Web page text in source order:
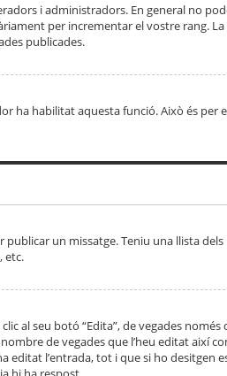
i administradors. En general no
per incrementar el vostre rang. La
publicades.
ha habilitat aquesta funció. Això és per
un missatge. Teniu una llista dels
etc.
al seu botó “Edita”, de vegades només
de vegades que l’heu editat així
editat l’entrada, tot i que si ho desitgen